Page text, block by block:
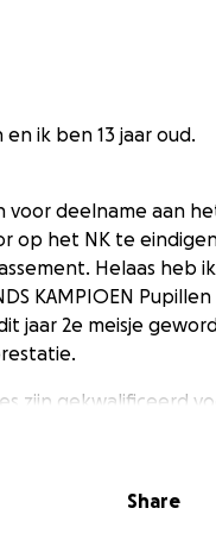
ik ben 13 jaar oud.
deelname aan
op het NK te
Helaas heb
KAMPIOEN Pupillen
jaar 2e meisje
zijn gekwalificeerd
geweldig.
gaan meedoen
Share